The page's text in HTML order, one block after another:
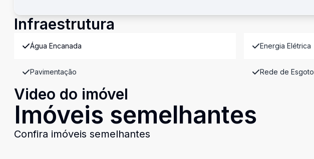
Infraestrutura
Água Encanada Energia Elétrica
Pavimentação Rede de Esgoto
Video do imóvel
Imóveis semelhantes
Confira imóveis semelhantes